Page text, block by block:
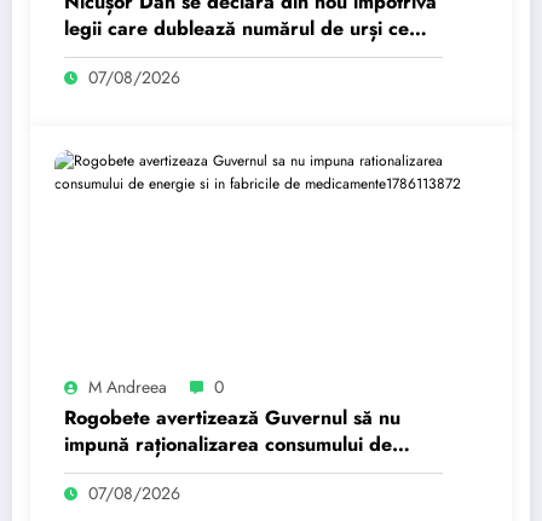
legii care dublează numărul de urși ce
pot fi vânați. A trimis…
07/08/2026
M Andreea 0
Rogobete avertizează Guvernul să nu
impună raționalizarea consumului de
energie și în fabricile de medicamente.
07/08/2026